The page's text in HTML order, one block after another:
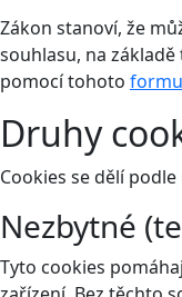
Zákon stanoví, že
souhlasu, na
pomocí tohoto
Druhy
Cookies se dělí
Nezbytné
Tyto cookies